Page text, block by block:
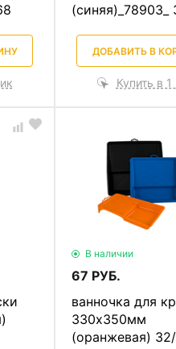
(синяя)_78903_
ДОБАВИТЬ В
Купить в 1
В наличии
67 РУБ.
ванночка для
330х350мм
(оранжевая)